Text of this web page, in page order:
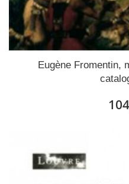
Eugène Fromentin,